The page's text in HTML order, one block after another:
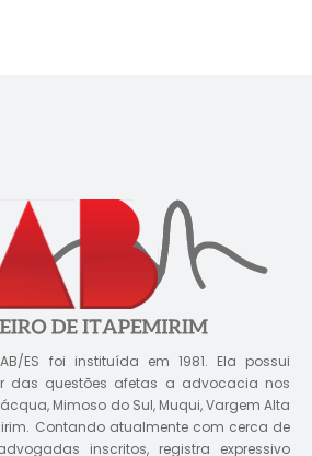
ES foi instituída em 1981. Ela possui
das questões afetas a advocacia nos
Mimoso do Sul, Muqui, Vargem Alta
Contando atualmente com cerca de
inscritos, registra expressivo